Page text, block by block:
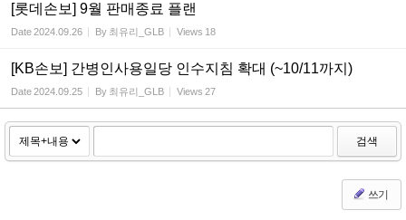
[롯데손보] 9월 판매종료 플랜
Date2024.09.26 By 최유리_GLB Views 18
[KB손보] 간병인사용일당 인수지침 확대 (~10/11까지)
Date2024.09.25 By 최유리_GLB Views 27
검색
쓰기